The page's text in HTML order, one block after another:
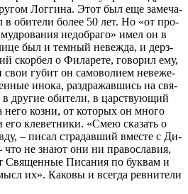
Логги­на. Этот был еще за­ме­ча­
в оби­те­ли бо­лее 50 лет. Но «от про­
недо­бра­го» имел он в
был и тем­ный невеж­да, и дерз­
скор­бел о Фила­ре­те, го­во­рил ему,
свои гу­бит он са­мо­во­ли­ем неве­же­
ино­ка, раз­дра­жав­шись на свя­
дру­гие оби­те­ли, в царст­ву­ю­щий
него коз­ни, от ко­то­рых он мно­го
кле­вет­ни­ки. «Смею ска­зать о
– пи­сал стра­дав­ший вме­сте с Ди­
не зна­ют они ни пра­во­сла­вия,
Свя­щен­ные Пи­са­ния по бук­вам и
их». Ка­ко­вы и все­гда рев­ни­те­ли